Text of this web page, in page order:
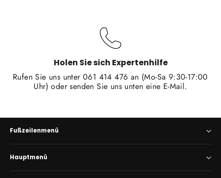
Holen Sie sich Expertenhilfe
Rufen Sie uns unter 061 414 476 an (Mo-Sa 9:30-17:00
Uhr) oder senden Sie uns unten eine E-Mail.
Fußzeilenmenü
Hauptmenü